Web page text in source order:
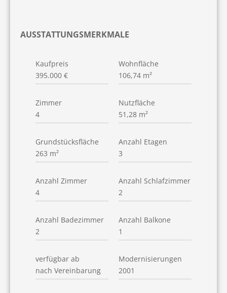
AUSSTATTUNGSMERKMALE
Kaufpreis
395.000 €
Wohnfläche
106,74 m²
Zimmer
4
Nutzfläche
51,28 m²
Grundstücksfläche
263 m²
Anzahl Etagen
3
Anzahl Zimmer
4
Anzahl Schlafzimmer
2
Anzahl Badezimmer
2
Anzahl Balkone
1
verfügbar ab
nach Vereinbarung
Modernisierungen
2001